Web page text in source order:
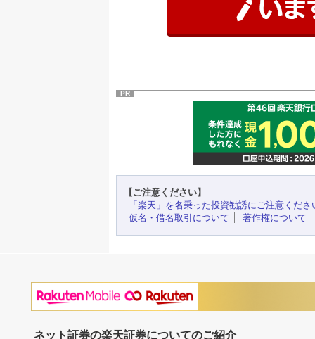
PR
【ご注意ください】
「楽天」を名乗った投資勧誘にご注意くださ
仮名・借名取引について
著作権について
ネット証券の楽天証券についてのご紹介